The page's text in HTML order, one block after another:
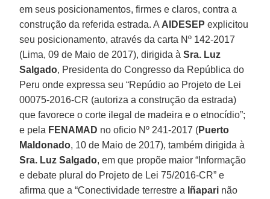
em seus posicionamentos, firmes e claros, contra a
construção da referida estrada. A AIDESEP explicitou
seu posicionamento, através da carta Nº 142-2017
(Lima, 09 de Maio de 2017), dirigida à Sra. Luz
Salgado, Presidenta do Congresso da República do
Peru onde expressa seu “Repúdio ao Projeto de Lei
00075-2016-CR (autoriza a construção da estrada)
que favorece o corte ilegal de madeira e o etnocídio”;
e pela FENAMAD no oficio Nº 241-2017 (Puerto
Maldonado, 10 de Maio de 2017), também dirigida à
Sra. Luz Salgado, em que propõe maior “Informação
e debate plural do Projeto de Lei 75/2016-CR” e
afirma que a “Conectividade terrestre a Iñapari não